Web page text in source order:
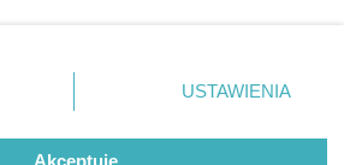
się w lewym dolnym rogu strony
przetwarzania danych nie wymagają
masz prawo sprzeciwić się
Preferencje będą miały
USTAWIENIA
Akceptuję